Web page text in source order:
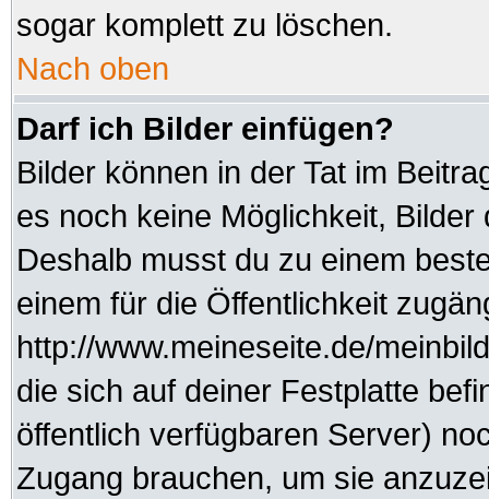
sogar komplett zu löschen.
Nach oben
Darf ich Bilder einfügen?
Bilder können in der Tat im
es noch keine Möglichkeit,
Deshalb musst du zu einem
einem für die Öffentlichkeit
http://www.meineseite.de/
die sich auf deiner Festplatte
öffentlich verfügbaren Server)
Zugang brauchen, um sie